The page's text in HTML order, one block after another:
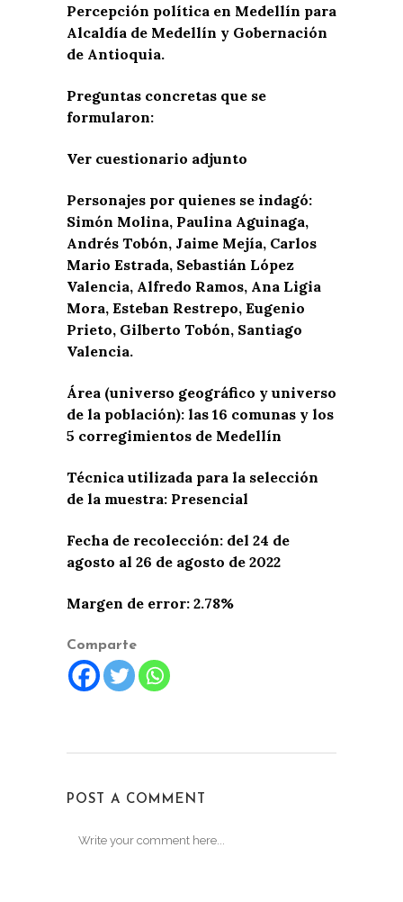
Percepción política en Medellín para
Alcaldía de Medellín y Gobernación
de Antioquia.
Preguntas concretas que se
formularon:
Ver cuestionario adjunto
Personajes por quienes se indagó:
Simón Molina, Paulina Aguinaga,
Andrés Tobón, Jaime Mejía, Carlos
Mario Estrada, Sebastián López
Valencia, Alfredo Ramos, Ana Ligia
Mora, Esteban Restrepo, Eugenio
Prieto, Gilberto Tobón, Santiago
Valencia.
Área (universo geográfico y universo
de la población): las 16 comunas y los
5 corregimientos de Medellín
Técnica utilizada para la selección
de la muestra: Presencial
Fecha de recolección: del 24 de
agosto al 26 de agosto de 2022
Margen de error: 2.78%
Comparte
POST A COMMENT